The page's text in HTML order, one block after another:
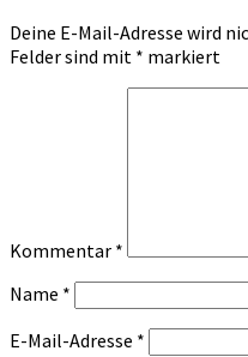
Deine E-Mail-Adresse wird
Felder sind mit * markiert
Kommentar *
Name *
E-Mail-Adresse *